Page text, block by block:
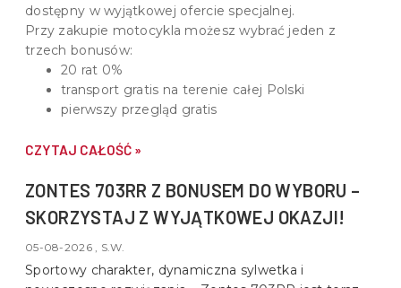
dostępny w wyjątkowej ofercie specjalnej.
Przy zakupie motocykla możesz wybrać jeden z
trzech bonusów:
20 rat 0%
transport gratis na terenie całej Polski
pierwszy przegląd gratis
CZYTAJ CAŁOŚĆ »
ZONTES 703RR Z BONUSEM DO WYBORU –
SKORZYSTAJ Z WYJĄTKOWEJ OKAZJI!
05-08-2026 , S.W.
Sportowy charakter, dynamiczna sylwetka i